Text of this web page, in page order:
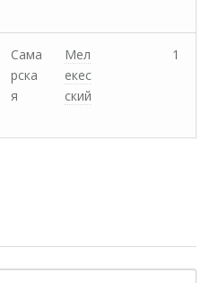
Сама
рска
я
Мел
екес
ский
1